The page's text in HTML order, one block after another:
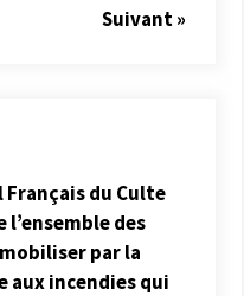
Suivant »
Français du Culte
l’ensemble des
par la
aux incendies qui